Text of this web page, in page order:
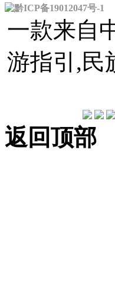
黔ICP备19012047号-1
一款来自
游指引,民
返回顶部